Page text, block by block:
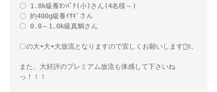
〇 1.8k級養ｶﾝﾊﾟﾁ(小)さん(4名様～)
〇 約400g級養ｲｻｷﾞさん
〇 0.8～1.0k級真鯛さん
〇の大•大•大放流となりますので宜しくお願いします🙇‍♀️。
また、大好評のプレミアム放流も体感して下さいね
っ！！！